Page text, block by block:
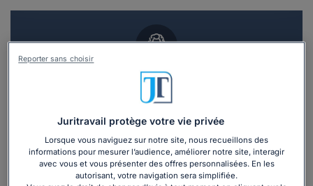
Vous souhaitez un RDV en cabinet avec un
avocat ?
3 devis en 48h
Juritravail protège votre vie privée
Lorsque vous naviguez sur notre site, nous recueillons des
informations pour mesurer l’audience, améliorer notre site, interagir
avec vous et vous présenter des offres personnalisées. En les
autorisant, votre navigation sera simplifiée.
Reporter sans choisir